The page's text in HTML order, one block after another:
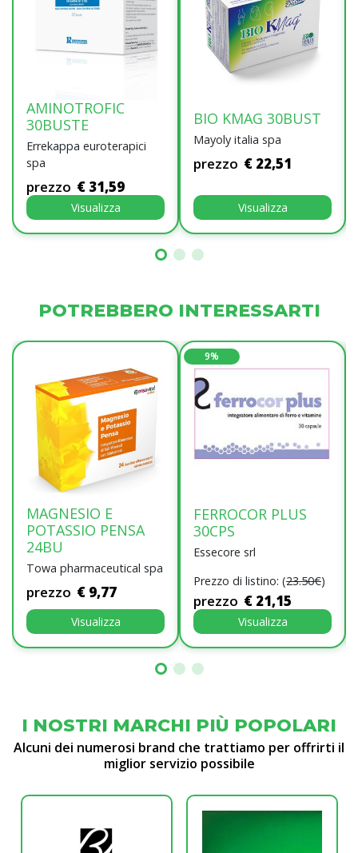
AMINOTROFIC
30BUSTE
Errekappa euroterapici
spa
prezzo € 31,59
Visualizza
BIO KMAG 30BUST
Mayoly italia spa
prezzo € 22,51
Visualizza
POTREBBERO INTERESSARTI
MAGNESIO E
POTASSIO PENSA
24BU
Towa pharmaceutical spa
prezzo € 9,77
Visualizza
9%
FERROCOR PLUS
30CPS
Essecore srl
Prezzo di listino: (23.50€)
prezzo € 21,15
Visualizza
I NOSTRI MARCHI PIÙ POPOLARI
Alcuni dei numerosi brand che trattiamo per offrirti il
miglior servizio possibile